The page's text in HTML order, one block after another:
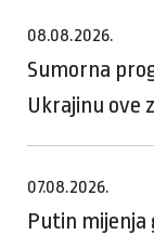
08.08.2026.
Sumorna
Ukrajinu ove
07.08.2026.
Putin mijenja